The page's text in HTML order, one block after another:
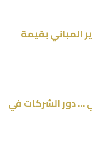
بقيمة
… دور الشركات في